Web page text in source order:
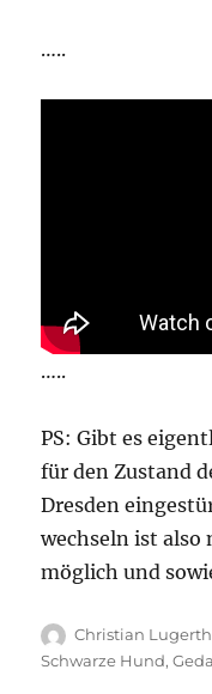
…..
…..
PS: Gibt es
für den Zustand
Dresden
wechseln ist also
möglich und
Autor
Christian Lugerth
Schwarze Hund,